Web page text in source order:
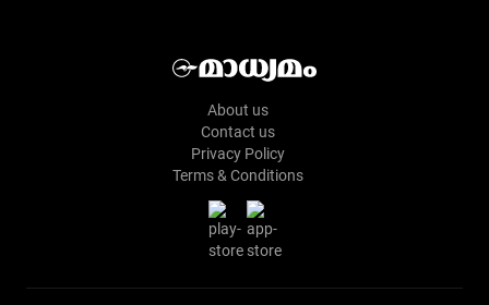
About us
Contact us
Privacy Policy
Terms & Conditions